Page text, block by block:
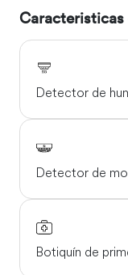
Detector de
Detector de
Botiquín de